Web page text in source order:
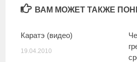
ВАМ МОЖЕТ ТАКЖЕ
Каратэ (видео)
19.04.2010